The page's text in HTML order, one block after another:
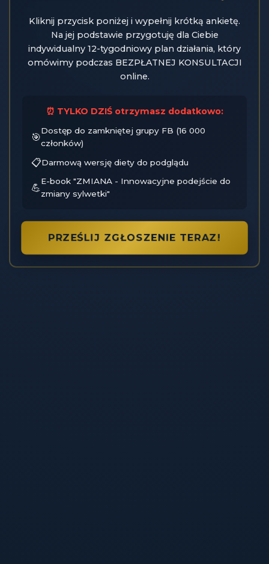
Kliknij przycisk poniżej i wypełnij krótką ankietę.
Na jej podstawie przygotuję dla Ciebie
indywidualny 12-tygodniowy plan działania, który
omówimy podczas BEZPŁATNEJ KONSULTACJI
online.
⏰ TYLKO DZIŚ otrzymasz dodatkowo:
🎯
Dostęp do zamkniętej grupy FB (16 000
członków)
📋Darmową wersję diety do podglądu
💪
E-book "ZMIANA - Innowacyjne podejście do
zmiany sylwetki"
PRZEŚLIJ ZGŁOSZENIE TERAZ!